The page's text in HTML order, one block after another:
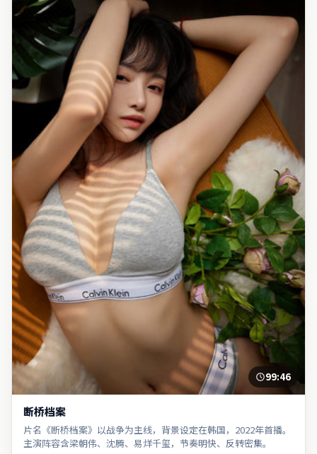
99:46
断桥档案
片名《断桥档案》以战争为主线，背景设定在韩国，2022年首播。
主演阵容含梁朝伟、沈腾、易烊千玺，节奏明快、反转密集。